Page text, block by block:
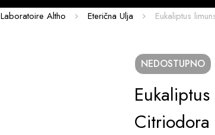
Laboratoire Altho Eterična Ulja Eukaliptus
NEDOSTUPNO
Citriodora